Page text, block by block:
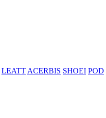
LEATT ACERBIS SHOEI POD